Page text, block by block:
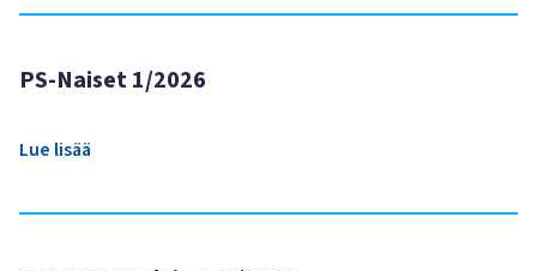
PS-Naiset 1/2026
Lue lisää